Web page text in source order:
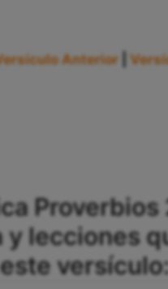
Anterior |
Proverbios
lecciones
versículo: